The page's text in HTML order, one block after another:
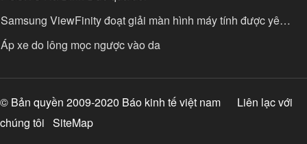
Samsung ViewFinity đoạt giải màn hình máy tính được yêu
Áp xe do lông mọc ngược vào da
© Bản quyền 2009-2020 Báo kinh tế việt nam Liên lạc với
chúng tôi SiteMap